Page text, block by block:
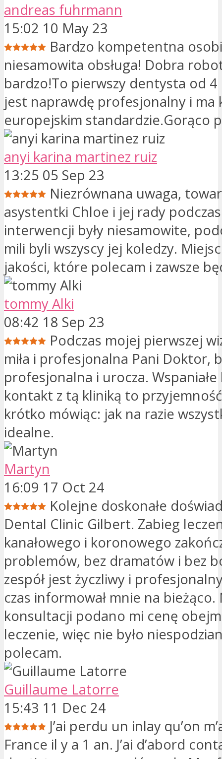
andreas fuhrmann
15:02 10 May 23
Bardzo kompetentna
niesamowita obsługa! Dobra
bardzo!To pierwszy dentysta od
jest naprawdę profesjonalny i ma
europejskim standardzie.Gorąco
anyi karina martinez ruiz
13:25 05 Sep 23
Niezrównana uwaga,
asystentki Chloe i jej rady podczas
interwencji były niesamowite,
mili byli wszyscy jej koledzy.
jakości, które polecam i zawsze
tommy Alki
08:42 18 Sep 23
Podczas mojej pierwszej
miła i profesjonalna Pani Doktor,
profesjonalna i urocza. Wspaniałe
kontakt z tą kliniką to
krótko mówiąc: jak na razie
idealne.
Martyn
16:09 17 Oct 24
Kolejne doskonałe
Dental Clinic Gilbert. Zabieg
kanałowego i koronowego
problemów, bez dramatów i bez
zespół jest życzliwy i
czas informował mnie na bieżąco.
konsultacji podano mi cenę
leczenie, więc nie było
polecam.
Guillaume Latorre
15:43 11 Dec 24
J’ai perdu un inlay qu’on
France il y a 1 an. J’ai d’abord